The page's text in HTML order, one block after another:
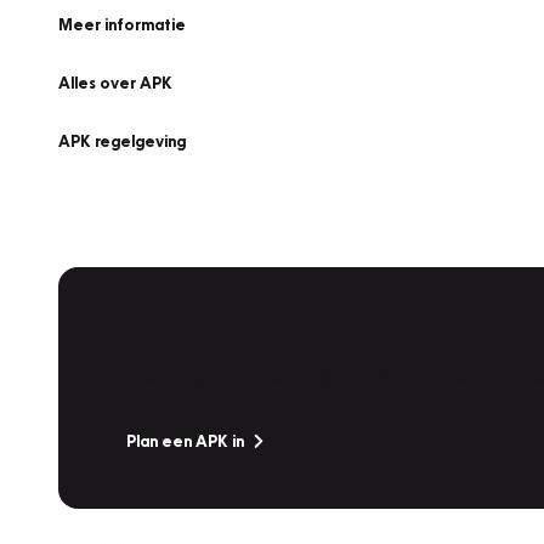
Meer informatie
Alles over APK
APK regelgeving
Plan een APK in